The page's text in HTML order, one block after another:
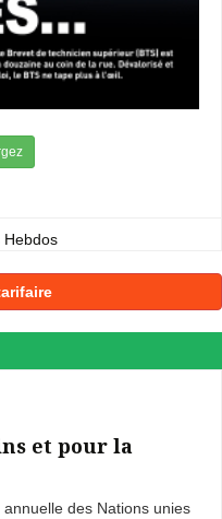
Hebdos
et pour la
des Nations unies